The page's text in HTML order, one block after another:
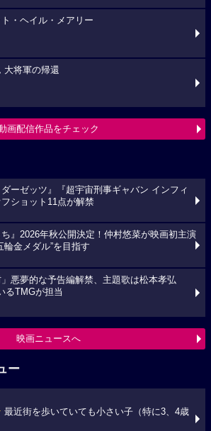
・ヘイル・メアリー
大将軍の帰還
画配信作品をチェック
ダーゼッツ』『超宇宙刑事ギャバン インフィ
ショット11点が解禁
ち』2026年秋公開決定！仲村悠菜が映画初主演
輪金メダル”を目指す
」悪夢的な予告編解禁、主題歌は松本孝弘
るTMGが担当
映画ニュースへ
ー
最近街を歩いていても小さい子（特に3、4歳